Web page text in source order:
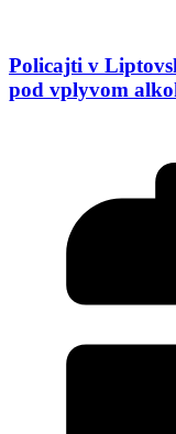
Policajti v
pod vplyvom